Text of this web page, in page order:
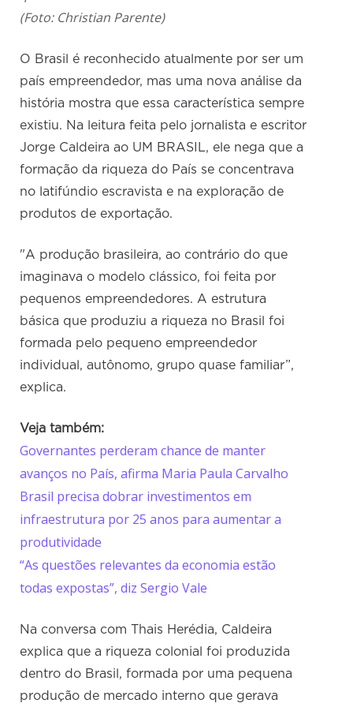
(Foto: Christian Parente)
O Brasil é reconhecido atualmente por ser um
país empreendedor, mas uma nova análise da
história mostra que essa característica sempre
existiu. Na leitura feita pelo jornalista e escritor
Jorge Caldeira ao UM BRASIL, ele nega que a
formação da riqueza do País se concentrava
no latifúndio escravista e na exploração de
produtos de exportação.
"A produção brasileira, ao contrário do que
imaginava o modelo clássico, foi feita por
pequenos empreendedores. A estrutura
básica que produziu a riqueza no Brasil foi
formada pelo pequeno empreendedor
individual, autônomo, grupo quase familiar”,
explica.
Veja também:
Governantes perderam chance de manter
avanços no País, afirma Maria Paula Carvalho
Brasil precisa dobrar investimentos em
infraestrutura por 25 anos para aumentar a
produtividade
“As questões relevantes da economia estão
todas expostas”, diz Sergio Vale
Na conversa com Thais Herédia, Caldeira
explica que a riqueza colonial foi produzida
dentro do Brasil, formada por uma pequena
produção de mercado interno que gerava